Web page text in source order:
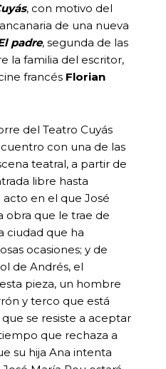
, con motivo del
de una nueva
padre, segunda de las
la familia del escritor,
francés Florian
del Teatro Cuyás
con una de las
teatral, a partir de
libre hasta
en el que José
obra que le trae de
ciudad que ha
ocasiones; y de
de Andrés, el
pieza, un hombre
y terco que está
se resiste a aceptar
que rechaza a
su hija Ana intenta